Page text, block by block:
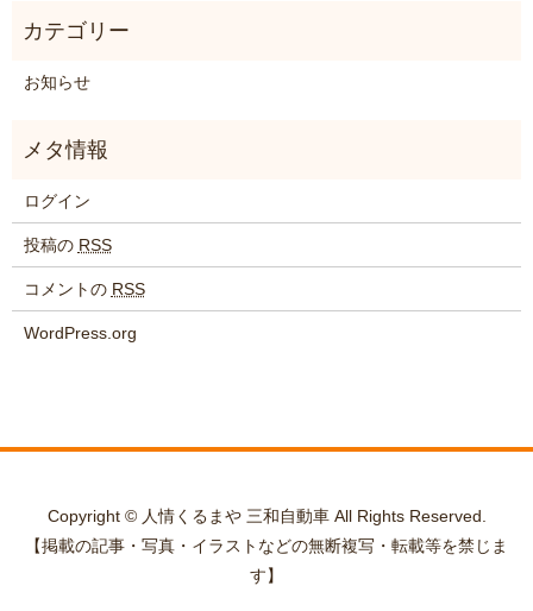
お知らせ
ログイン
投稿の RSS
コメントの RSS
WordPress.org
Copyright © 人情くるまや 三和自動車 All Rights Reserved.
【掲載の記事・写真・イラストなどの無断複写・転載等を禁じま
す】